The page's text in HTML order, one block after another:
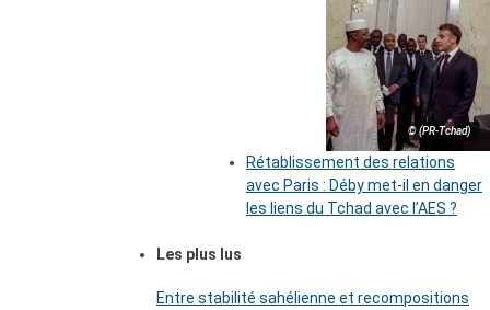
© (PR-Tchad)
Rétablissement des relations
avec Paris : Déby met-il en danger
les liens du Tchad avec l’AES ?
Les plus lus
Entre stabilité sahélienne et recompositions